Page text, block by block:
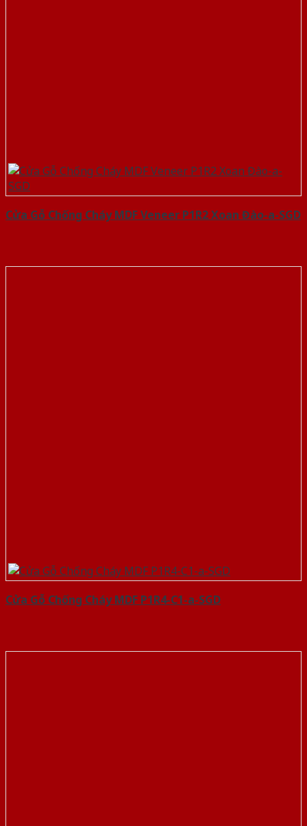
Cửa Gỗ Chống Cháy MDF Veneer P1R2 Xoan Đào-a-SGD
Cửa Gỗ Chống Cháy MDF P1R4-C1-a-SGD